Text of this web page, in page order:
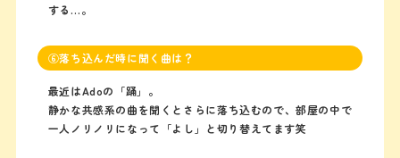
する…。
⑥落ち込んだ時に聞く曲は？
最近はAdoの「踊」。
静かな共感系の曲を聞くとさらに落ち込むので、部屋の中で
一人ノリノリになって「よし」と切り替えてます笑